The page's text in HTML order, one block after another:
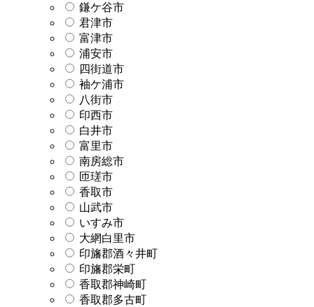
鎌ケ谷市
君津市
富津市
浦安市
四街道市
袖ケ浦市
八街市
印西市
白井市
富里市
南房総市
匝瑳市
香取市
山武市
いすみ市
大網白里市
印旛郡酒々井町
印旛郡栄町
香取郡神崎町
香取郡多古町